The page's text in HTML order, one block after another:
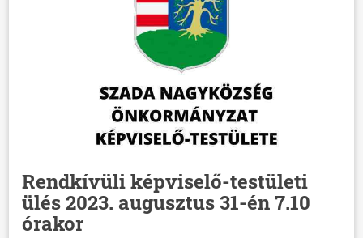
Rendkívüli képviselő-testületi
ülés 2023. augusztus 31-én 7.10
órakor